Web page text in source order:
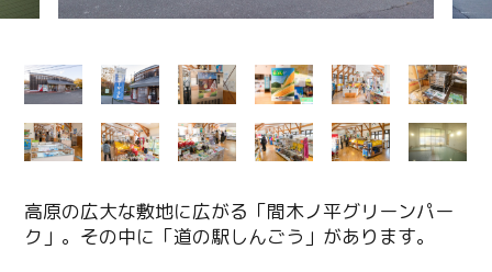
高原の広大な敷地に広がる「間木ノ平グリーンパー
ク」。その中に「道の駅しんごう」があります。